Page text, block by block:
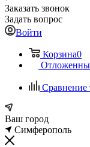
Заказать звонок
Задать вопрос
Войти
Корзина0
Сравнение
Ваш город
Симферополь